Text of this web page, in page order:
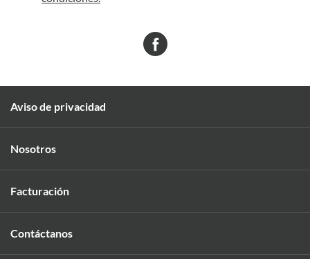
Aviso de privacidad
Nosotros
Facturación
Contáctanos